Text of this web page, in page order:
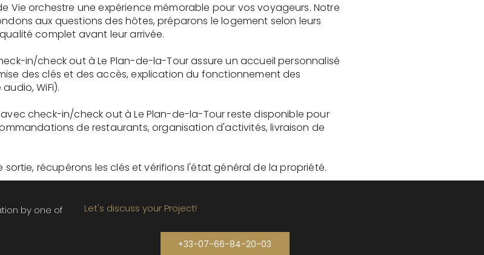
Vie orchestre une expérience mémorable pour vos voyageurs. Notre
aux questions des hôtes, préparons le logement selon leurs
complet avant leur arrivée.
in/check out à Le Plan-de-la-Tour assure un accueil personnalisé
des clés et des accès, explication du fonctionnement des
WiFi).
check-in/check out à Le Plan-de-la-Tour reste disponible pour
de restaurants, organisation d'activités, livraison de
récupérons les clés et vérifions l'état général de la propriété.
by one of
Let's discuss your Project!
+33-07-66-84-20-03